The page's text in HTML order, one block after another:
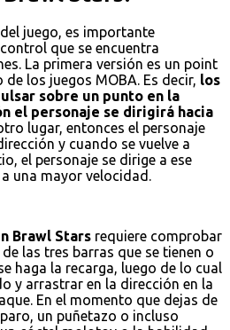
juego, es importante
que se encuentra
La primera versión es un point
los juegos MOBA. Es decir, los
sobre un punto en la
el personaje se dirigirá hacia
lugar, entonces el personaje
y cuando se vuelve a
el personaje se dirige a ese
una mayor velocidad.
Brawl Stars requiere comprobar
las tres barras que se tienen o
haga la recarga, luego de lo cual
y arrastrar en la dirección en la
En el momento que dejas de
un puñetazo o incluso